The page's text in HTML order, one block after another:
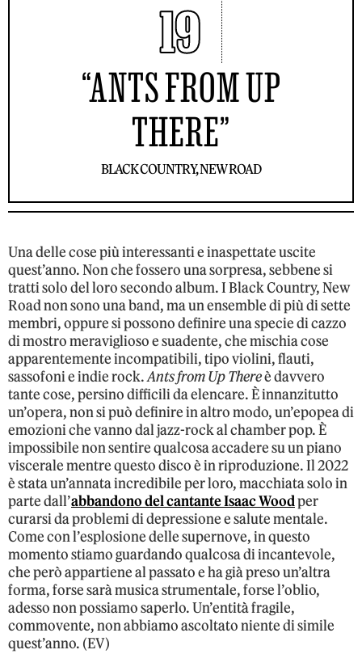
19
“ANTS FROM UP
THERE”
BLACK COUNTRY, NEW ROAD
Una delle cose più interessanti e inaspettate uscite
quest’anno. Non che fossero una sorpresa, sebbene si
tratti solo del loro secondo album. I Black Country, New
Road non sono una band, ma un ensemble di più di sette
membri, oppure si possono definire una specie di cazzo
di mostro meraviglioso e suadente, che mischia cose
apparentemente incompatibili, tipo violini, flauti,
sassofoni e indie rock.Ants from Up Thereè davvero
tante cose, persino difficili da elencare. È innanzitutto
un’opera, non si può definire in altro modo, un’epopea di
emozioni che vanno dal jazz-rock al chamber pop. È
impossibile non sentire qualcosa accadere su un piano
viscerale mentre questo disco è in riproduzione. Il 2022
è stata un’annata incredibile per loro, macchiata solo in
parte dall’abbandono del cantante Isaac Woodper
curarsi da problemi di depressione e salute mentale.
Come con l’esplosione delle supernove, in questo
momento stiamo guardando qualcosa di incantevole,
che però appartiene al passato e ha già preso un’altra
forma, forse sarà musica strumentale, forse l’oblio,
adesso non possiamo saperlo. Un’entità fragile,
commovente, non abbiamo ascoltato niente di simile
quest’anno. (EV)